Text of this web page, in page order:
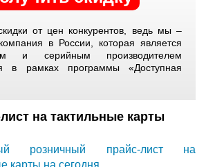
от цен конкурентов, ведь мы –
в России, которая является
и серийным производителем
в рамках программы «Доступная
на тактильные карты
розничный прайс-лист на